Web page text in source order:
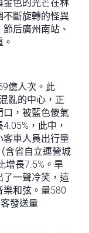
金色的光芒在林
不斷旋轉的怪異
后廣州南站、
億人次。此
亂的中心，正
口，被藍色傻氣
，此中，
車人員出行量
含省自立運營城
增長7.5%。旱
了一聲冷笑，這
樂和弦。量580
發送量